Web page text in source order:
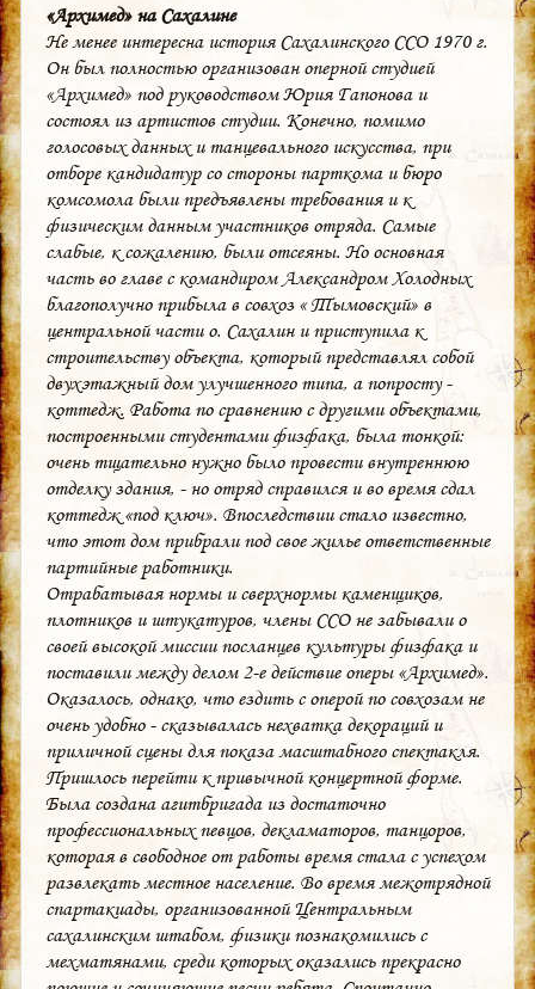
«Архимед» на Сахалине
Не менее интересна история Сахалинского ССО 1970 г.
Он был полностью организован оперной студией
«Архимед» под руководством Юрия Гапонова и
состоял из артистов студии. Конечно, помимо
голосовых данных и танцевального искусства, при
отборе кандидатур со стороны парткома и бюро
комсомола были предъявлены требования и к
физическим данным участников отряда. Самые
слабые, к сожалению, были отсеяны. Но основная
часть во главе с командиром Александром Холодных
благополучно прибыла в совхоз « Тымовский» в
центральной части о. Сахалин и приступила к
строительству объекта, который представлял собой
двухэтажный дом улучшенного типа, а попросту -
коттедж. Работа по сравнению с другими объектами,
построенными студентами физфака, была тонкой:
очень тщательно нужно было провести внутреннюю
отделку здания, - но отряд справился и во время сдал
коттедж «под ключ». Впоследствии стало известно,
что этот дом прибрали под свое жилье ответственные
партийные работники.
Отрабатывая нормы и сверхнормы каменщиков,
плотников и штукатуров, члены ССО не забывали о
своей высокой миссии посланцев культуры физфака и
поставили между делом 2-е действие оперы «Архимед».
Оказалось, однако, что ездить с оперой по совхозам не
очень удобно - сказывалась нехватка декораций и
приличной сцены для показа масштабного спектакля.
Пришлось перейти к привычной концертной форме.
Была создана агитбригада из достаточно
профессиональных певцов, декламаторов, танцоров,
которая в свободное от работы время стала с успехом
развлекать местное население. Во время межотрядной
спартакиады, организованной Центральным
сахалинским штабом, физики познакомились с
мехматянами, среди которых оказались прекрасно